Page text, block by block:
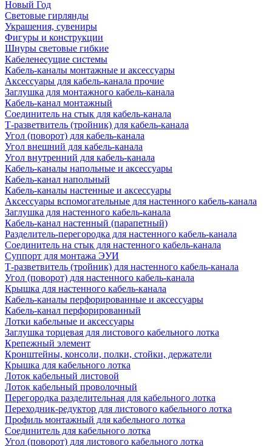
Новый Год
Световые гирлянды
Украшения, сувениры
Фигуры и конструкции
Шнуры световые гибкие
Кабеленесущие системы
Кабель-каналы монтажные и аксессуары
Аксессуары для кабель-канала прочие
Заглушка для монтажного кабель-канала
Кабель-канал монтажный
Соединитель на стык для кабель-канала
Т-разветвитель (тройник) для кабель-канала
Угол (поворот) для кабель-канала
Угол внешний для кабель-канала
Угол внутренний для кабель-канала
Кабель-каналы напольные и аксессуары
Кабель-канал напольный
Кабель-каналы настенные и аксессуары
Аксессуары вспомогательные для настенного кабель-канала
Заглушка для настенного кабель-канала
Кабель-канал настенный (парапетный)
Разделитель-перегородка для настенного кабель-канала
Соединитель на стык для настенного кабель-канала
Суппорт для монтажа ЭУИ
Т-разветвитель (тройник) для настенного кабель-канала
Угол (поворот) для настенного кабель-канала
Крышка для настенного кабель-канала
Кабель-каналы перфорированные и аксессуары
Кабель-канал перфорированный
Лотки кабельные и аксессуары
Заглушка торцевая для листового кабельного лотка
Крепежный элемент
Кронштейны, консоли, полки, стойки, держатели
Крышка для кабельного лотка
Лоток кабельный листовой
Лоток кабельный проволочный
Перегородка разделительная для кабельного лотка
Переходник-редуктор для листового кабельного лотка
Профиль монтажный для кабельного лотка
Соединитель для кабельного лотка
Угол (поворот) для листового кабельного лотка